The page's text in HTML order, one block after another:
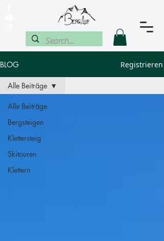
BLOG Registrieren
Alle Beiträge
Bergsteigen
Klettersteig
Skitouren
Klettern
Alle Beiträge